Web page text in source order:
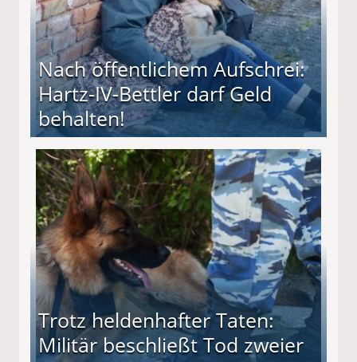
Nach öffentlichem Aufschrei:
Hartz-IV-Bettler darf Geld
behalten!
darf Geld behalten!
Trotz heldenhafter Taten:
Militär beschließt Tod zweier